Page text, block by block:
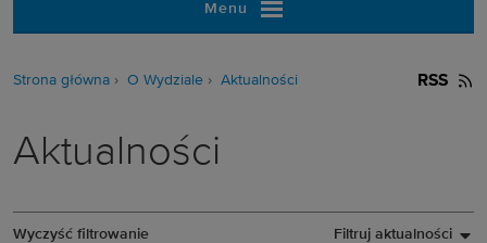
Menu
Strona główna O Wydziale Aktualności RSS
Aktualności
Wyczyść filtrowanie Filtruj aktualności